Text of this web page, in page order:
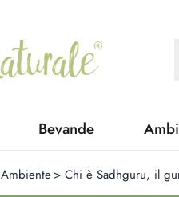
Bevande
Ambiente > Chi è Sadhguru, il